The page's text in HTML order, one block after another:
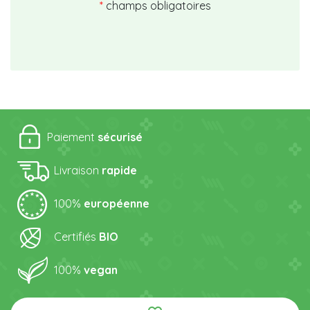
* champs obligatoires
Paiement sécurisé
Livraison rapide
100% européenne
Certifiés BIO
100% vegan